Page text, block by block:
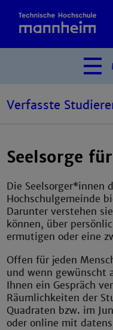
Verfasste
Seelsorge
Die Seelsorger*innen
Hochschulgemeinde
Darunter verstehen
können, über
ermutigen oder eine
Offen für jeden
und wenn gewünscht
Ihnen ein Gespräch
Räumlichkeiten der
Quadraten bzw. im
oder online mit